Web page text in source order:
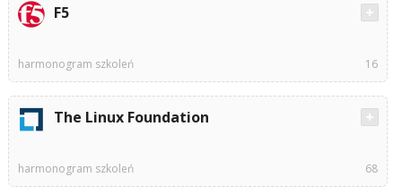
F5
harmonogram szkoleń 16
The Linux Foundation
harmonogram szkoleń 68